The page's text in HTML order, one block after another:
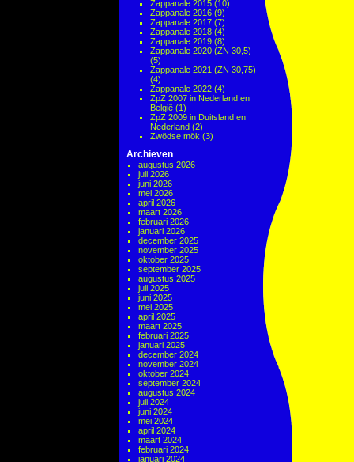
Zappanale 2015 (10)
Zappanale 2016 (9)
Zappanale 2017 (7)
Zappanale 2018 (4)
Zappanale 2019 (8)
Zappanale 2020 (ZN 30,5)
(5)
Zappanale 2021 (ZN 30,75)
(4)
Zappanale 2022 (4)
ZpZ 2007 in Nederland en
België (1)
ZpZ 2009 in Duitsland en
Nederland (2)
Zwödse mök (3)
Archieven
augustus 2026
juli 2026
juni 2026
mei 2026
april 2026
maart 2026
februari 2026
januari 2026
december 2025
november 2025
oktober 2025
september 2025
augustus 2025
juli 2025
juni 2025
mei 2025
april 2025
maart 2025
februari 2025
januari 2025
december 2024
november 2024
oktober 2024
september 2024
augustus 2024
juli 2024
juni 2024
mei 2024
april 2024
maart 2024
februari 2024
januari 2024